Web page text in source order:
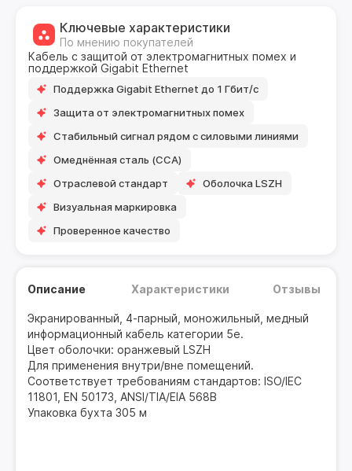
Ключевые характеристики
По мнению покупателей
Кабель с защитой от электромагнитных помех и
поддержкой Gigabit Ethernet
Поддержка Gigabit Ethernet до 1 Гбит/с
Защита от электромагнитных помех
Стабильный сигнал рядом с силовыми линиями
Омеднённая сталь (CCA)
Отраслевой стандарт
Оболочка LSZH
Визуальная маркировка
Проверенное качество
Описание
Экранированный, 4-парный, моножильный, медный
информационный кабель категории 5е.
Цвет оболочки: оранжевый LSZH
Для применения внутри/вне помещений.
Соответствует требованиям стандартов: ISO/IEC
11801, EN 50173, ANSI/TIA/EIA 568B
Упаковка бухта 305 м
Характеристики Отзывы